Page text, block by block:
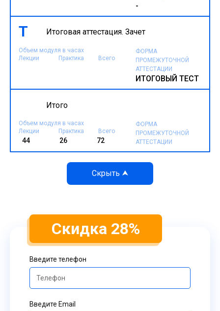
-
Т Итоговая аттестация. Зачет
Объем модуля в часах
Лекции
Практика Всего
ФОРМА
ПРОМЕЖУТОЧНОЙ
АТТЕСТАЦИИ
ИТОГОВЫЙ ТЕСТ
Итого
Объем модуля в часах
Лекции
Практика Всего
44 26 72
ФОРМА
ПРОМЕЖУТОЧНОЙ
АТТЕСТАЦИИ
Скидка 28%
Введите телефон
Введите Email